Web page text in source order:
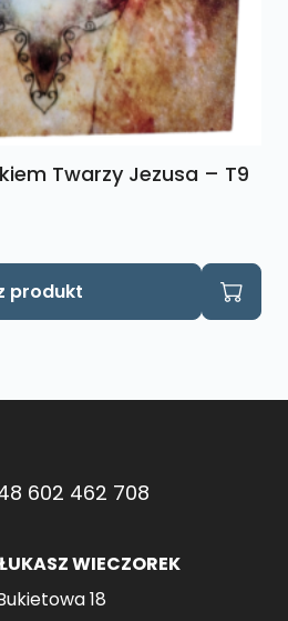
Twarzy Jezusa – T9
produkt
602 462 708
WIECZOREK
18